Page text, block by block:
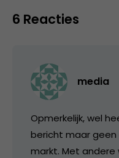
6 Reacties
media
Opmerkelijk, wel
bericht maar
markt. Met andere